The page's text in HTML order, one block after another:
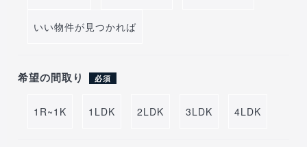
いい物件が見つかれば
希望の間取り 必須
1R~1K 1LDK 2LDK 3LDK 4LDK